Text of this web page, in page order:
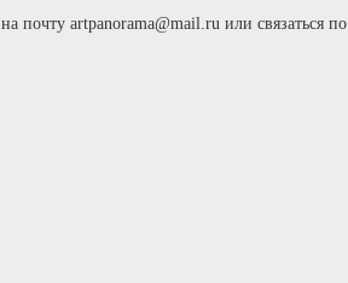
почту artpanorama@mail.ru или связаться по